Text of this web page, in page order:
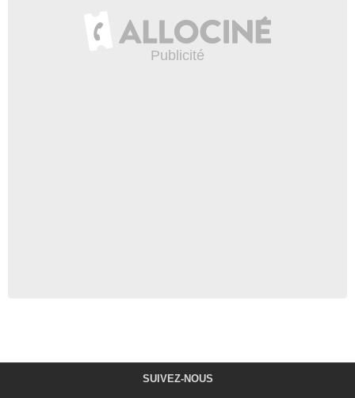
SUIVEZ-NOUS